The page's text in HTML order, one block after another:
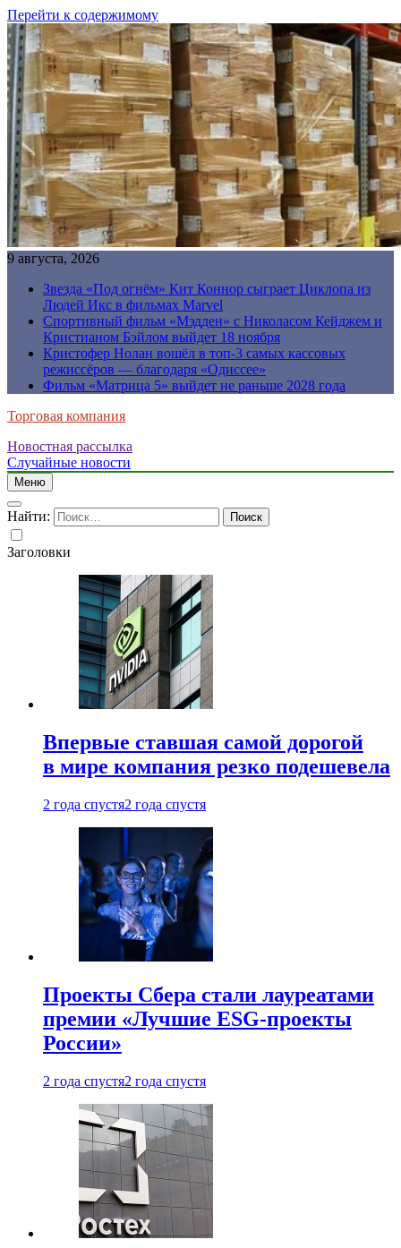
Перейти к содержимому
9 августа, 2026
Звезда «Под огнём» Кит Коннор сыграет Циклопа из
Людей Икс в фильмах Marvel
Спортивный фильм «Мэдден» с Николасом Кейджем и
Кристианом Бэйлом выйдет 18 ноября
Кристофер Нолан вошёл в топ-3 самых кассовых
режиссёров — благодаря «Одиссее»
Фильм «Матрица 5» выйдет не раньше 2028 года
Торговая компания
Новостная рассылка
Случайные новости
Меню
Найти:
Заголовки
Впервые ставшая самой дорогой
в мире компания резко подешевела
2 года спустя2 года спустя
Проекты Сбера стали лауреатами
премии «Лучшие ESG-проекты
России»
2 года спустя2 года спустя